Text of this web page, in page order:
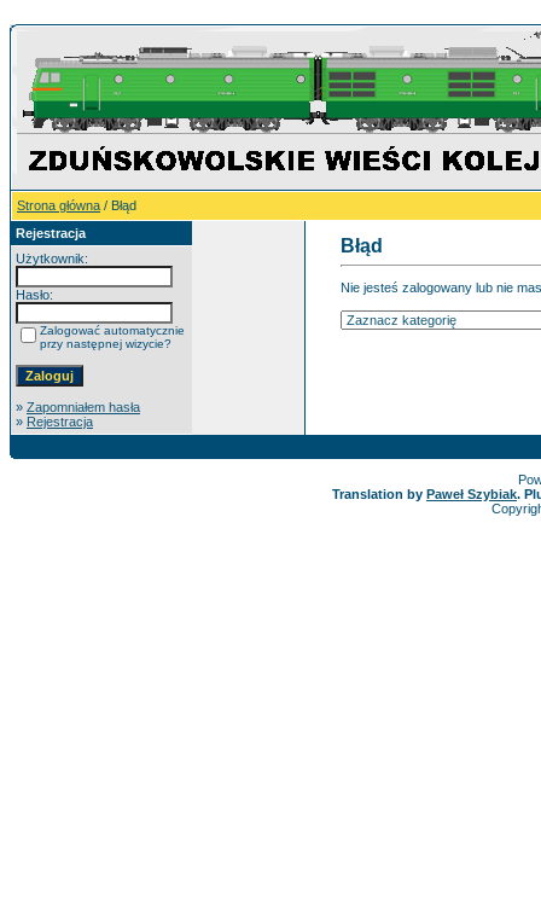
Strona główna / Błąd
Rejestracja
Użytkownik:
Hasło:
Zalogować automatycznie
przy następnej wizycie?
» Zapomniałem hasła
» Rejestracja
Błąd
Nie jesteś zalogowany lub nie
Translation by Paweł Szybiak.